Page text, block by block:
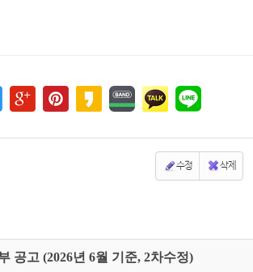
수정 삭제
공고 (2026년 6월 기준, 2차수정)